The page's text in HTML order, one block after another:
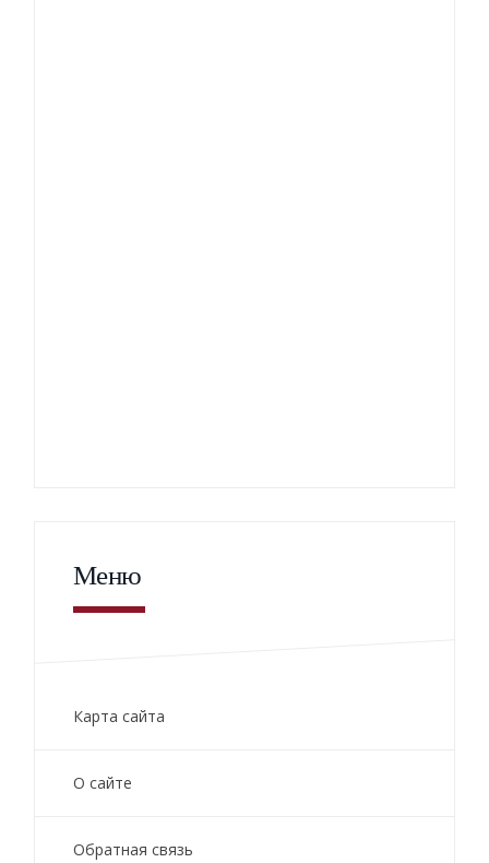
Меню
Карта сайта
О сайте
Обратная связь